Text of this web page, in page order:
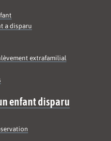
a disparu
extrafamilial
enfant disparu